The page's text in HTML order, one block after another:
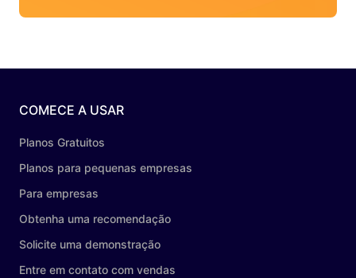
COMECE A USAR
Planos Gratuitos
Planos para pequenas empresas
Para empresas
Obtenha uma recomendação
Solicite uma demonstração
Entre em contato com vendas